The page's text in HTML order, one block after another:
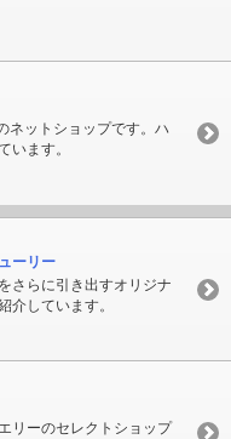
ネットショップです。ハ
います。
ーリー
さらに引き出すオリジナ
介しています。
リーのセレクトショップ